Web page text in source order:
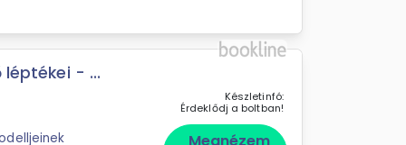
léptékei - ...
Készletinfó:
Érdeklődj a boltban!